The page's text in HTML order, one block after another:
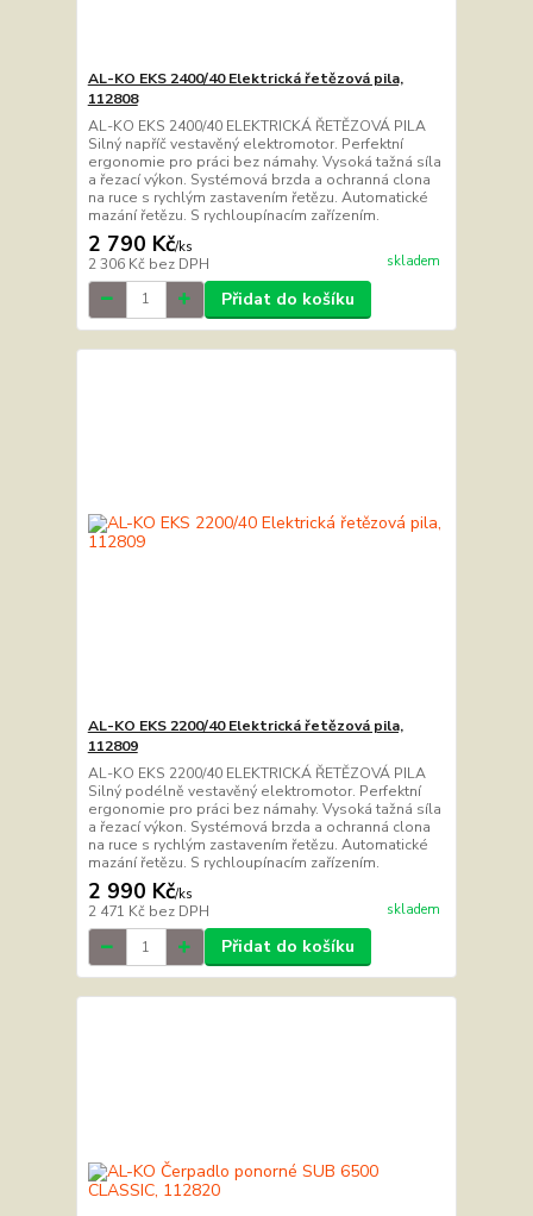
AL-KO EKS 2400/40 Elektrická řetězová pila,
112808
AL-KO EKS 2400/40 ELEKTRICKÁ ŘETĚZOVÁ PILA
Silný napříč vestavěný elektromotor. Perfektní
ergonomie pro práci bez námahy. Vysoká tažná síla
a řezací výkon. Systémová brzda a ochranná clona
na ruce s rychlým zastavením řetězu. Automatické
mazání řetězu. S rychloupínacím zařízením.
2 790 Kč/ks
2 306 Kč bez DPH skladem
Přidat do košíku
AL-KO EKS 2200/40 Elektrická řetězová pila,
112809
AL-KO EKS 2200/40 ELEKTRICKÁ ŘETĚZOVÁ PILA
Silný podélně vestavěný elektromotor. Perfektní
ergonomie pro práci bez námahy. Vysoká tažná síla
a řezací výkon. Systémová brzda a ochranná clona
na ruce s rychlým zastavením řetězu. Automatické
mazání řetězu. S rychloupínacím zařízením.
2 990 Kč/ks
2 471 Kč bez DPH skladem
Přidat do košíku